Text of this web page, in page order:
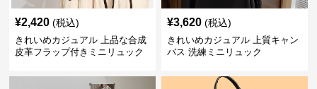
¥2,420 (税込)
きれいめカジュアル 上品な合成
皮革フラップ付きミニリュック
¥3,620 (税込)
きれいめカジュアル 上質キャン
バス 洗練ミニリュック